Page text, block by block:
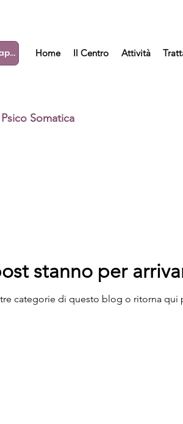
Calcola la tua Mappa Home Il Centro Attività
Somatica
stanno per
categorie di questo blog o ritorna qui